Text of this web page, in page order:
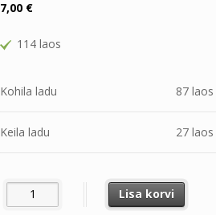
7,00 €
114 laos
Kohila ladu 87 laos
Keila ladu 27 laos
LAAGER 6002 RS kogusLisa korvi